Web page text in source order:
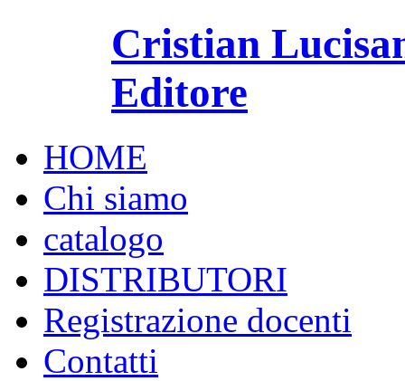
Cristian
Editore
HOME
Chi siamo
catalogo
DISTRIBUTORI
Registrazione docenti
Contatti